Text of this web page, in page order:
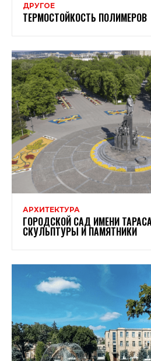
ДРУГОЕ
ТЕРМОСТОЙКОСТЬ ПОЛИМЕРОВ
АРХИТЕКТУРА
ГОРОДСКОЙ САД ИМЕНИ
СКУЛЬПТУРЫ И ПАМЯТНИКИ